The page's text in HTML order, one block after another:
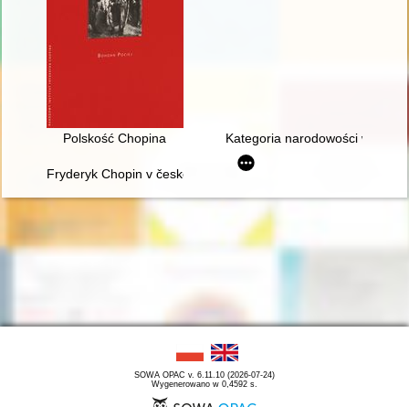
Polskość Chopina Kategoria narodowości w
Fryderyk Chopin v české literatuóe
SOWA OPAC v. 6.11.10 (2026-07-24)
Wygenerowano w 0,4592 s.